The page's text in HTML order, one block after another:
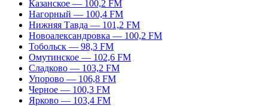
Казанское — 100,2 FM
Нагорный — 100,4 FM
Нижняя Тавда — 101,2 FM
Новоалександровка — 100,2 FM
Тобольск — 98,3 FM
Омутинское — 102,6 FM
Сладково — 103,2 FM
Упорово — 106,8 FM
Черное — 100,3 FM
Ярково — 103,4 FM